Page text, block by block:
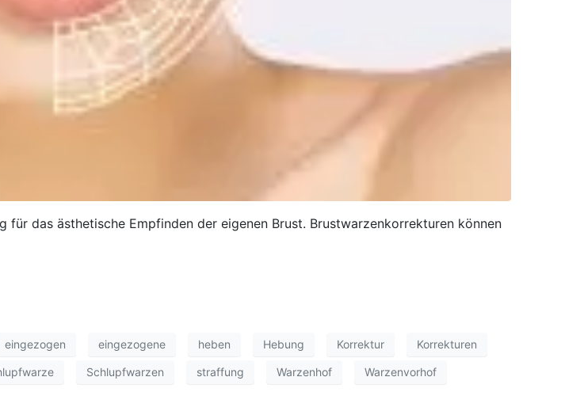
das ästhetische Empfinden der eigenen Brust. Brustwarzenkorrekturen können
eingezogen eingezogene heben Hebung Korrektur Korrekturen
Schlupfwarzen straffung Warzenhof Warzenvorhof